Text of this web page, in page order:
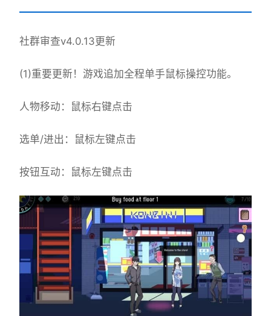
社群审查v4.0.13更新
(1)重要更新！游戏追加全程单手鼠标操控功能。
人物移动：鼠标右键点击
选单/进出：鼠标左键点击
按钮互动：鼠标左键点击